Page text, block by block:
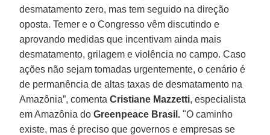
desmatamento zero, mas tem seguido na direção
oposta. Temer e o Congresso vêm discutindo e
aprovando medidas que incentivam ainda mais
desmatamento, grilagem e violência no campo. Caso
ações não sejam tomadas urgentemente, o cenário é
de permanência de altas taxas de desmatamento na
Amazônia”, comentaCristiane Mazzetti, especialista
em Amazônia doGreenpeace Brasil. "O caminho
existe, mas é preciso que governos e empresas se